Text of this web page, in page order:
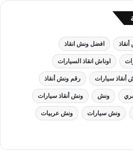
افضل ونش انقاذ
اوناش انقاذ السيارات
أنقاذ سيارات رقم ونش أنقاذ
ونش ونش أنقاذ سيارات
ونش سيارات ونش عربيات